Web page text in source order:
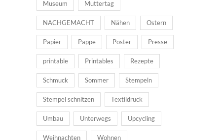
Museum Muttertag
NACHGEMACHT Nähen Ostern
Papier Pappe Poster Presse
printable Printables Rezepte
Schmuck Sommer Stempeln
Stempel schnitzen Textildruck
Umbau Unterwegs Upcycling
Weihnachten Wohnen